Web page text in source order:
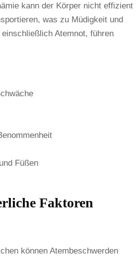
kann der Körper nicht effizient
was zu Müdigkeit und
Atemnot, führen
Füßen
Faktoren
können Atembeschwerden